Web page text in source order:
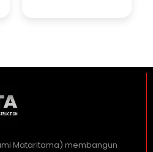
Mataritama) membangun